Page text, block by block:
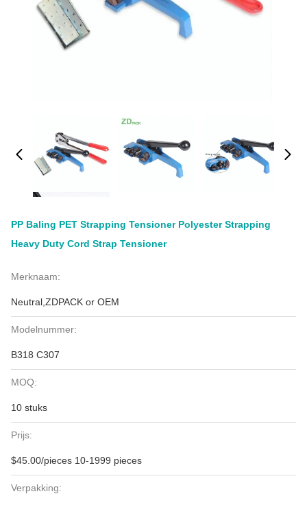
PP Baling PET Strapping Tensioner Polyester Strapping
Heavy Duty Cord Strap Tensioner
Merknaam:
Neutral,ZDPACK or OEM
Modelnummer:
B318 C307
MOQ:
10 stuks
Prijs:
$45.00/pieces 10-1999 pieces
Verpakking: